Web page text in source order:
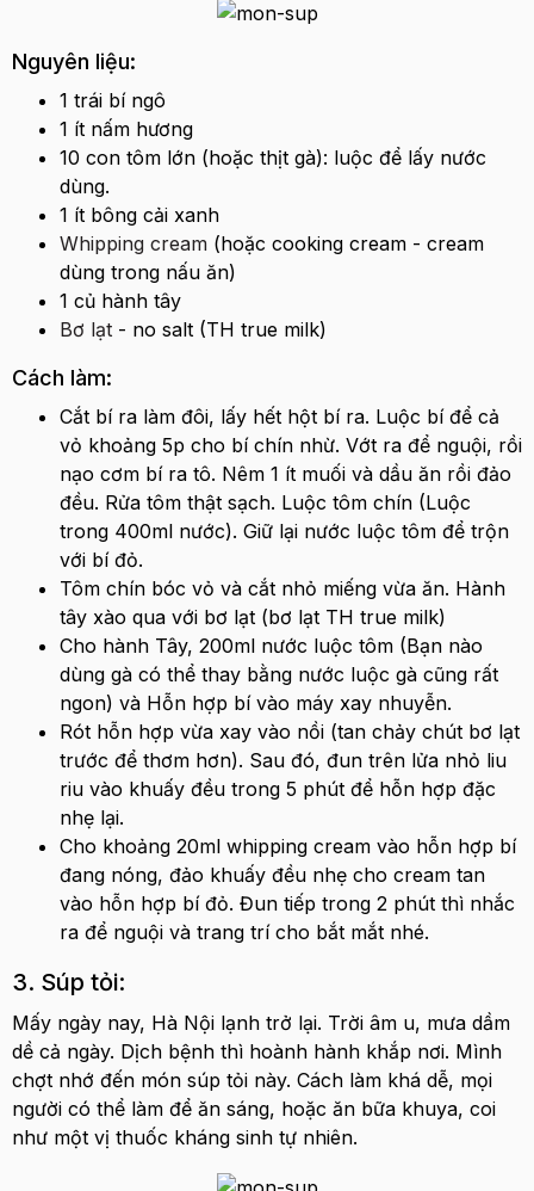
Nguyên liệu:
1 trái bí ngô
1 ít nấm hương
10 con tôm lớn (hoặc thịt gà): luộc để lấy nước
dùng.
1 ít bông cải xanh
Whipping cream (hoặc cooking cream - cream
dùng trong nấu ăn)
1 củ hành tây
Bơ lạt - no salt (TH true milk)
Cách làm:
Cắt bí ra làm đôi, lấy hết hột bí ra. Luộc bí để cả
vỏ khoảng 5p cho bí chín nhừ. Vớt ra để nguội, rồi
nạo cơm bí ra tô. Nêm 1 ít muối và dầu ăn rồi đảo
đều. Rửa tôm thật sạch. Luộc tôm chín (Luộc
trong 400ml nước). Giữ lại nước luộc tôm để trộn
với bí đỏ.
Tôm chín bóc vỏ và cắt nhỏ miếng vừa ăn. Hành
tây xào qua với bơ lạt (bơ lạt TH true milk)
Cho hành Tây, 200ml nước luộc tôm (Bạn nào
dùng gà có thể thay bằng nước luộc gà cũng rất
ngon) và Hỗn hợp bí vào máy xay nhuyễn.
Rót hỗn hợp vừa xay vào nồi (tan chảy chút bơ lạt
trước để thơm hơn). Sau đó, đun trên lửa nhỏ liu
riu vào khuấy đều trong 5 phút để hỗn hợp đặc
nhẹ lại.
Cho khoảng 20ml whipping cream vào hỗn hợp bí
đang nóng, đảo khuấy đều nhẹ cho cream tan
vào hỗn hợp bí đỏ. Đun tiếp trong 2 phút thì nhắc
ra để nguội và trang trí cho bắt mắt nhé.
3. Súp tỏi:
Mấy ngày nay, Hà Nội lạnh trở lại. Trời âm u, mưa dầm
dề cả ngày. Dịch bệnh thì hoành hành khắp nơi. Mình
chợt nhớ đến món súp tỏi này. Cách làm khá dễ, mọi
người có thể làm để ăn sáng, hoặc ăn bữa khuya, coi
như một vị thuốc kháng sinh tự nhiên.